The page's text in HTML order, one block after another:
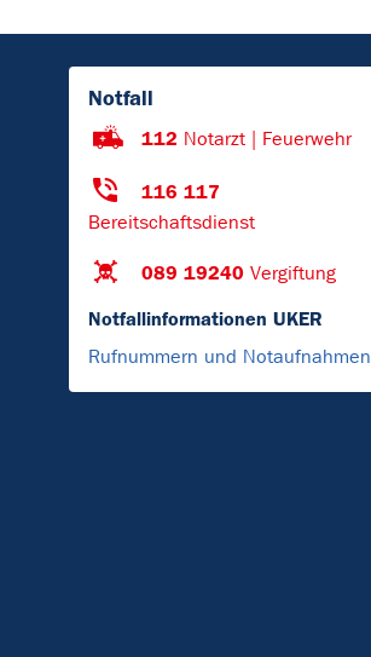
Notfall
112 Notarzt | Feuerwehr
116 117
Bereitschaftsdienst
089 19240 Vergiftung
Notfallinformationen UKER
Rufnummern und Notaufnahmen